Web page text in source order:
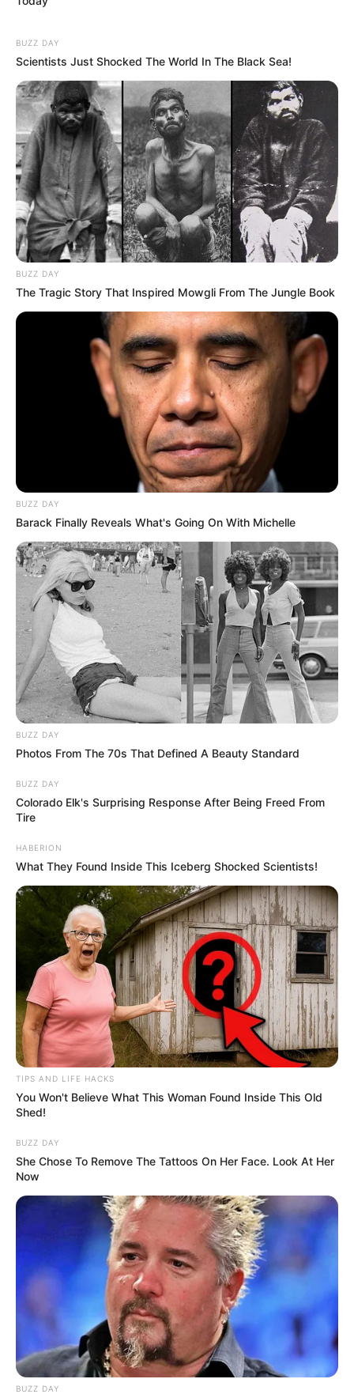
BUZZ DAY
Scientists Just Shocked The World In The Black Sea!
BUZZ DAY
The Tragic Story That Inspired Mowgli From The Jungle Book
BUZZ DAY
Barack Finally Reveals What's Going On With Michelle
BUZZ DAY
Photos From The 70s That Defined A Beauty Standard
BUZZ DAY
Colorado Elk's Surprising Response After Being Freed From
Tire
HABERION
What They Found Inside This Iceberg Shocked Scientists!
TIPS AND LIFE HACKS
You Won't Believe What This Woman Found Inside This Old
Shed!
BUZZ DAY
She Chose To Remove The Tattoos On Her Face. Look At Her
Now
BUZZ DAY